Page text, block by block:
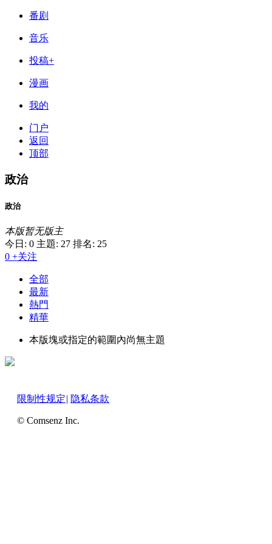
番剧
音乐
投稿+
漫画
我的
门户
返回
顶部
政治
政治
本版暂无版主
今日: 0 主題: 27 排名: 25
0 +关注
全部
最新
熱門
精華
本版塊或指定的範圍內尚無主題
限制性规定| 隐私条款
© Comsenz Inc.